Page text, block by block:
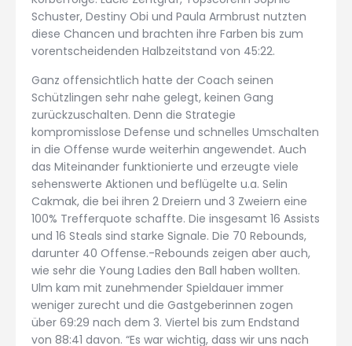
Schuster, Destiny Obi und Paula Armbrust nutzten
diese Chancen und brachten ihre Farben bis zum
vorentscheidenden Halbzeitstand von 45:22.
Ganz offensichtlich hatte der Coach seinen
Schützlingen sehr nahe gelegt, keinen Gang
zurückzuschalten. Denn die Strategie
kompromisslose Defense und schnelles Umschalten
in die Offense wurde weiterhin angewendet. Auch
das Miteinander funktionierte und erzeugte viele
sehenswerte Aktionen und beflügelte u.a. Selin
Cakmak, die bei ihren 2 Dreiern und 3 Zweiern eine
100% Trefferquote schaffte. Die insgesamt 16 Assists
und 16 Steals sind starke Signale. Die 70 Rebounds,
darunter 40 Offense.-Rebounds zeigen aber auch,
wie sehr die Young Ladies den Ball haben wollten.
Ulm kam mit zunehmender Spieldauer immer
weniger zurecht und die Gastgeberinnen zogen
über 69:29 nach dem 3. Viertel bis zum Endstand
von 88:41 davon. “Es war wichtig, dass wir uns nach